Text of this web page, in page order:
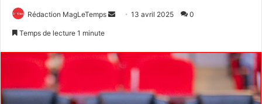
Rédaction MagLeTemps
Envoyer13 avril 2025 0
Temps de lecture 1 minute